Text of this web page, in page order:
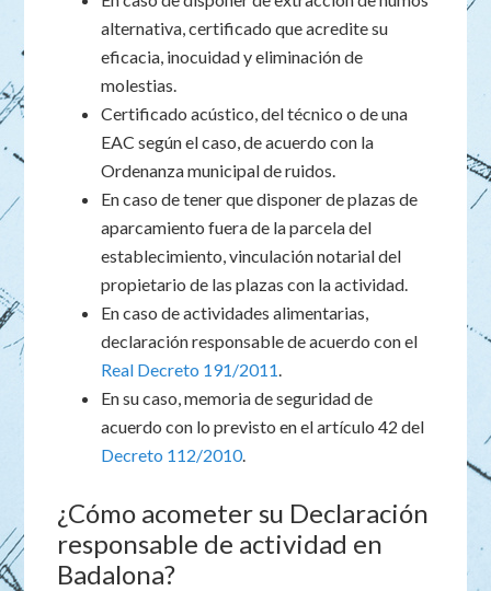
alternativa, certificado que acredite su
eficacia, inocuidad y eliminación de
molestias.
Certificado acústico, del técnico o de una
EAC según el caso, de acuerdo con la
Ordenanza municipal de ruidos.
En caso de tener que disponer de plazas de
aparcamiento fuera de la parcela del
establecimiento, vinculación notarial del
propietario de las plazas con la actividad.
En caso de actividades alimentarias,
declaración responsable de acuerdo con el
Real Decreto 191/2011.
En su caso, memoria de seguridad de
acuerdo con lo previsto en el artículo 42 del
Decreto 112/2010.
¿Cómo acometer su Declaración
responsable de actividad en
Badalona?